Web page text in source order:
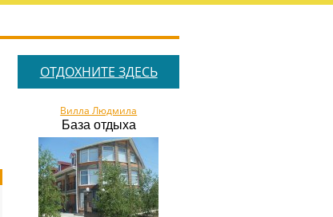
ОТДОХНИТЕ ЗДЕСЬ
Вилла Людмила
База отдыха